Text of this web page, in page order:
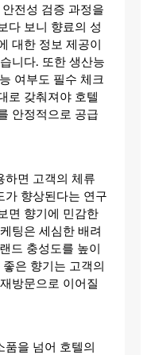
전성 검증 과정을
다 보니 향료의 성
대한 정보 제공이
니다. 또한 생산능
여부도 필수 체크
로 갖춰져야 호텔
안정적으로 공급
하면 고객의 체류
가 향상된다는 연구
면 향기에 민감한
팅은 세심한 배려
드 충성도를 높이
은 향기는 고객의
방문으로 이어질
을 넘어 호텔의